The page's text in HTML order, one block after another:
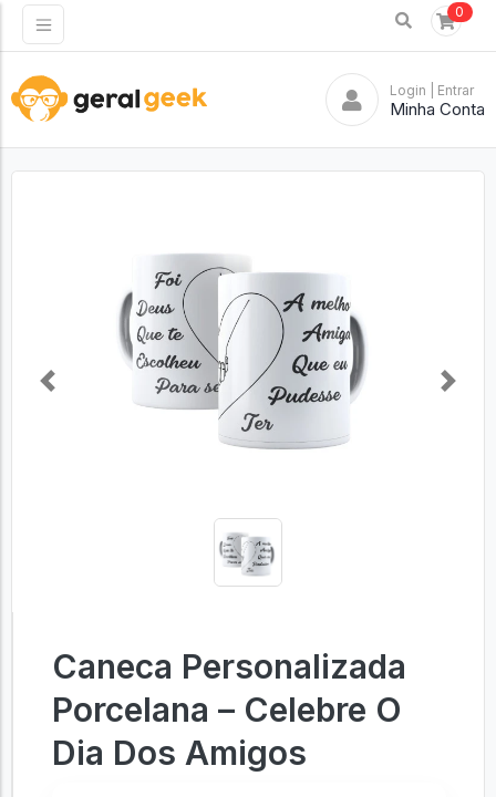
0
Login | Entrar
Minha Conta
Previous Next
Caneca Personalizada
Porcelana – Celebre O
Dia Dos Amigos